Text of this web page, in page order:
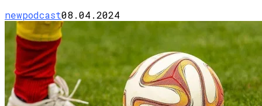
newpodcast08.04.2024